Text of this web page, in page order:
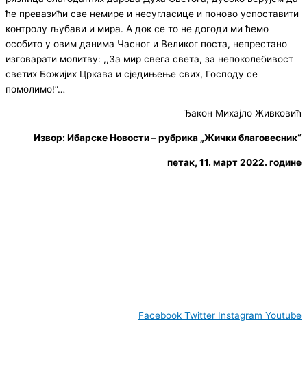
ће превазићи све немире и несугласице и поново успоставити
контролу љубави и мира. А док се то не догоди ми ћемо
особито у овим данима Часног и Великог поста, непрестано
изговарати молитву: ,,За мир свега света, за непоколебивост
светих Божијих Цркава и сједињење свих, Господу се
помолимо!“…
Ђакон Михајло Живковић
Извор: Ибарске Новости – рубрика „Жички благовесник“
петак, 11. март 2022. године
Facebook Twitter Instagram Youtube